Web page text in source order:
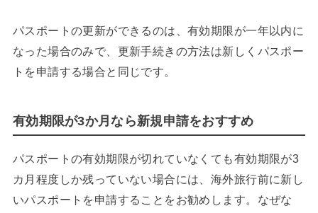
パスポートの更新ができるのは、有効期限が一年以内に
なった場合のみで、更新手続きの方法は新しくパスポー
トを申請する場合と同じです。
有効期限が3か月なら新規申請をおすすめ
パスポートの有効期限が切れていなくても有効期限が3
カ月程度しか残っていない場合には、海外旅行前に新し
いパスポートを申請することをお勧めします。なぜな